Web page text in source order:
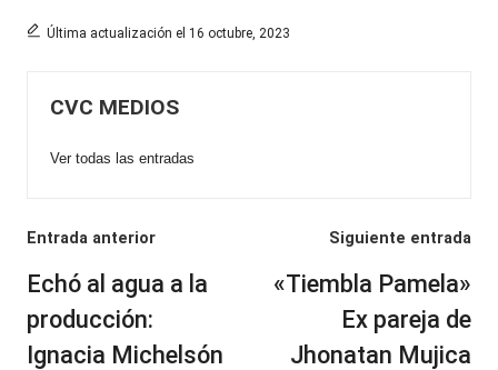
Última actualización el 16 octubre, 2023
CVC MEDIOS
Ver todas las entradas
Navegación
de
entradas
Entrada anterior
Echó al agua a la
producción:
Ignacia Michelsón
Siguiente entrada
«Tiembla Pamela»
Ex pareja de
Jhonatan Mujica